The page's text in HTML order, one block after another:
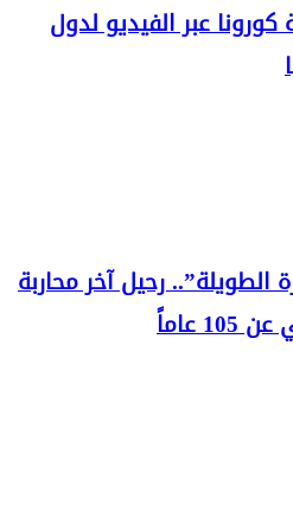
عبر الفيديو لدول
رحيل آخر محاربة
عاماً